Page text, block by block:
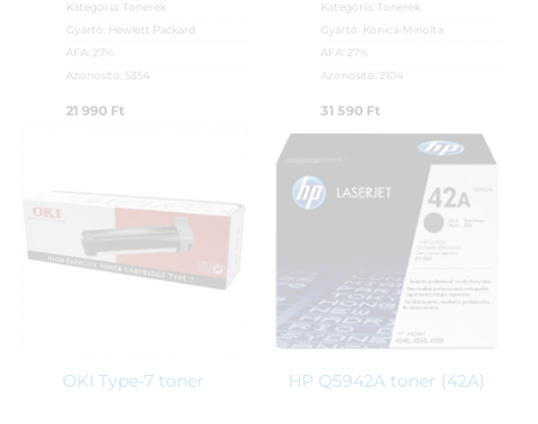
Kategória:
Tonerek
Gyártó: Hewlett Packard
ÁFA:
27%
Azonosító: 5354
21 990 Ft
Kategória:
Tonerek
Gyártó: Konica-Minolta
ÁFA:
27%
Azonosító:
2104
31 590 Ft
OKI Type-7 toner HP Q5942A toner (42A)